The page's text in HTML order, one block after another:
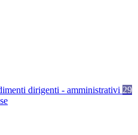
dirigenti - amministrativi 29